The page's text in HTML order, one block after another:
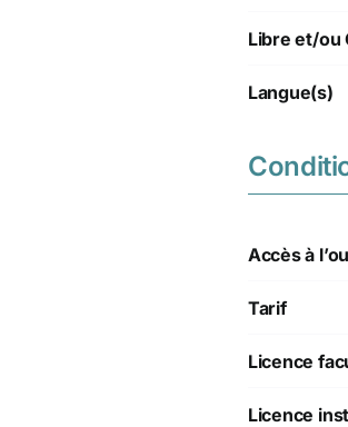
Libre et/ou
Langue(s)
Accès à
Tarif
Licence
Licence